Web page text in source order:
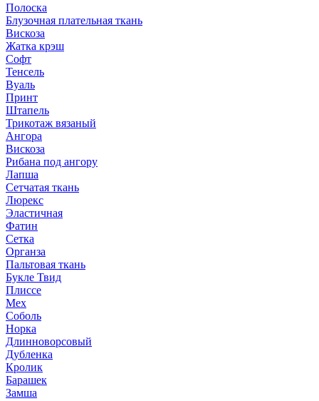
Полоска
Блузочная плательная ткань
Вискоза
Жатка крэш
Софт
Тенсель
Вуаль
Принт
Штапель
Трикотаж вязаный
Ангора
Вискоза
Рибана под ангору
Лапша
Сетчатая ткань
Люрекс
Эластичная
Фатин
Сетка
Органза
Пальтовая ткань
Букле Твид
Плиссе
Мех
Соболь
Норка
Длинноворсовый
Дубленка
Кролик
Барашек
Замша